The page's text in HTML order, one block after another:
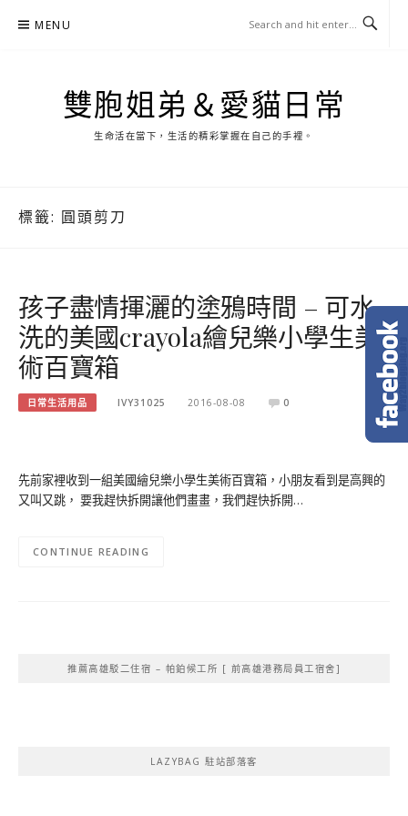
MENU
雙胞姐弟＆愛貓日常
生命活在當下，生活的精彩掌握在自己的手裡。
標籤: 圓頭剪刀
孩子盡情揮灑的塗鴉時間 – 可水
洗的美國crayola繪兒樂小學生美
術百寶箱
日常生活用品 IVY31025 2016-08-08 0
先前家裡收到一組美國繪兒樂小學生美術百寶箱，小朋友看到是高興的
又叫又跳， 要我趕快拆開讓他們畫畫，我們趕快拆開…
CONTINUE READING
推薦高雄駁二住宿 – 帕鉑候工所 [ 前高雄港務局員工宿舍]
LAZYBAG 駐站部落客